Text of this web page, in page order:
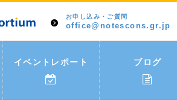
お申し込み・ご質問
office@notescons.gr.jp
イベントレポート ブログ